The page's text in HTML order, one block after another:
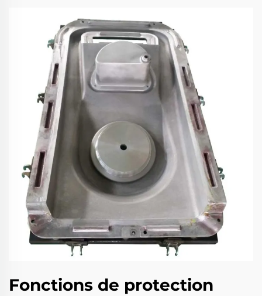
Fonctions de protection